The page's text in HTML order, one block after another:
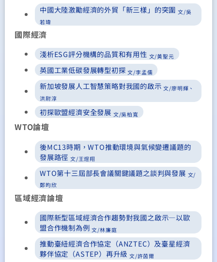
中國大陸激勵經濟的外貿「新三樣」的突圍 文/吳
若瑋
國際經濟
淺析ESG評分機構的品質和有用性 文/黃聖元
英國工業低碳發展轉型初探文/李孟儒
新加坡發展人工智慧策略對我國的啟示文/廖明輝、
洪尉淳
初探歐盟經濟安全發展 文/吳柏寬
WTO論壇
後MC13時期，WTO推動環境與氣候變遷議題的
發展路徑 文/王煜翔
WTO第十三屆部長會議關鍵議題之談判與發展 文/
鄭昀欣
區域經濟論壇
國際新型區域經濟合作趨勢對我國之啟示—以歐
盟合作機制為例文/林廉庭
推動臺紐經濟合作協定（ANZTEC）及臺星經濟
夥伴協定（ASTEP）再升級文/許茵爾